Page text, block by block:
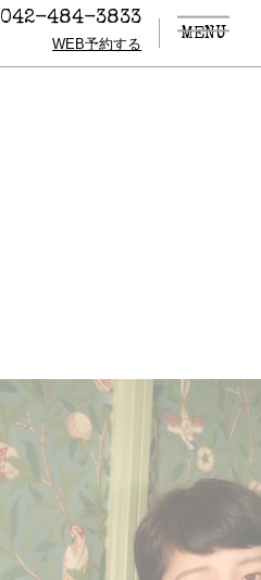
042-484-3833
WEB予約する
MENU